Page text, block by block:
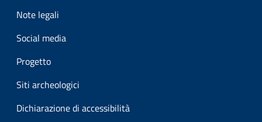
Note legali
Social media
Progetto
Siti archeologici
Dichiarazione di accessibilità